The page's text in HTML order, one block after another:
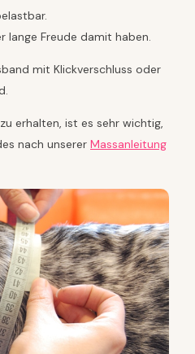
lange Freude damit haben.
mit Klickverschluss oder
erhalten, ist es sehr wichtig,
nach unserer Massanleitung